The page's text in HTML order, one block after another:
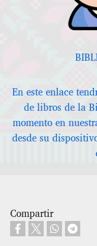
En este enlace
de libros de la
momento en
desde su
Compartir